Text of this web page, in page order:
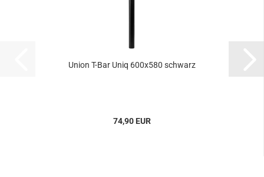
Union T-Bar Uniq 600x580 schwarz
74,90 EUR